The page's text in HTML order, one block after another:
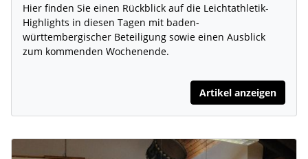
Hier finden Sie einen Rückblick auf die Leichtathletik-
Highlights in diesen Tagen mit baden-
württembergischer Beteiligung sowie einen Ausblick
zum kommenden Wochenende.
Artikel anzeigen